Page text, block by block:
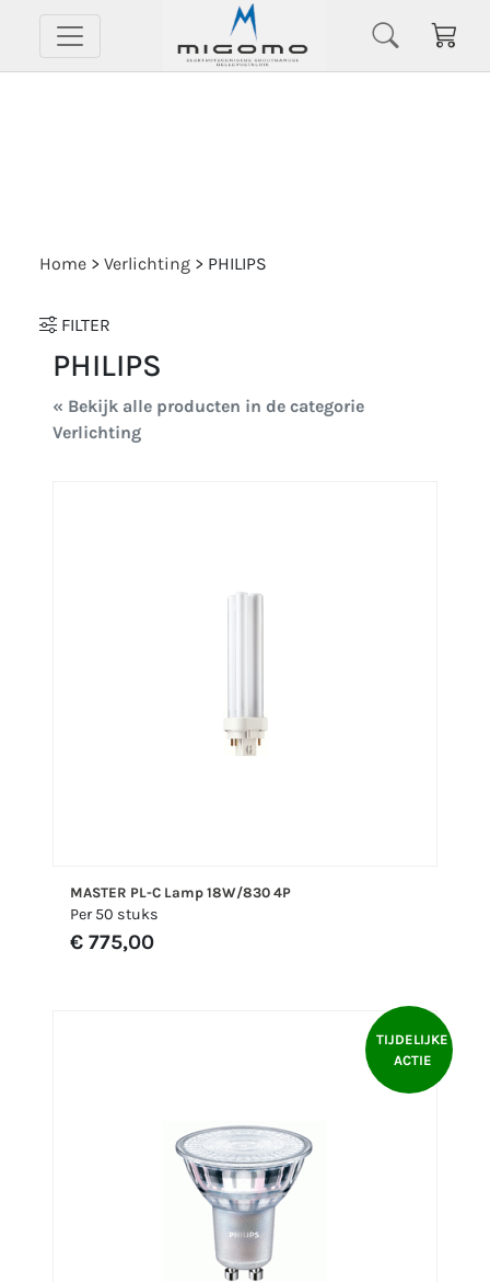
Home > Verlichting > PHILIPS
FILTER
PHILIPS
« Bekijk alle producten in de categorie
Verlichting
MASTER PL-C Lamp 18W/830 4P
Per 50 stuks
€ 775,00
TIJDELIJKE
ACTIE